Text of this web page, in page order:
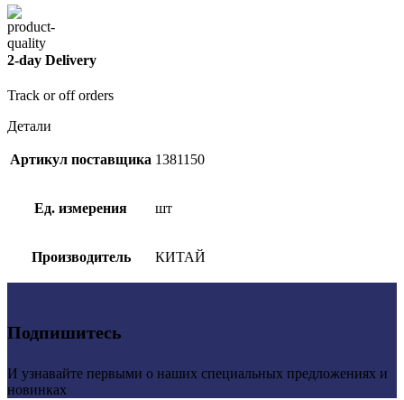
2-day Delivery
Track or off orders
Детали
Артикул поставщика 1381150
Ед. измерения шт
Производитель КИТАЙ
Подпишитесь
И узнавайте первыми о наших специальных предложениях и
новинках